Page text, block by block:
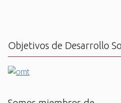
Objetivos de Desarrollo